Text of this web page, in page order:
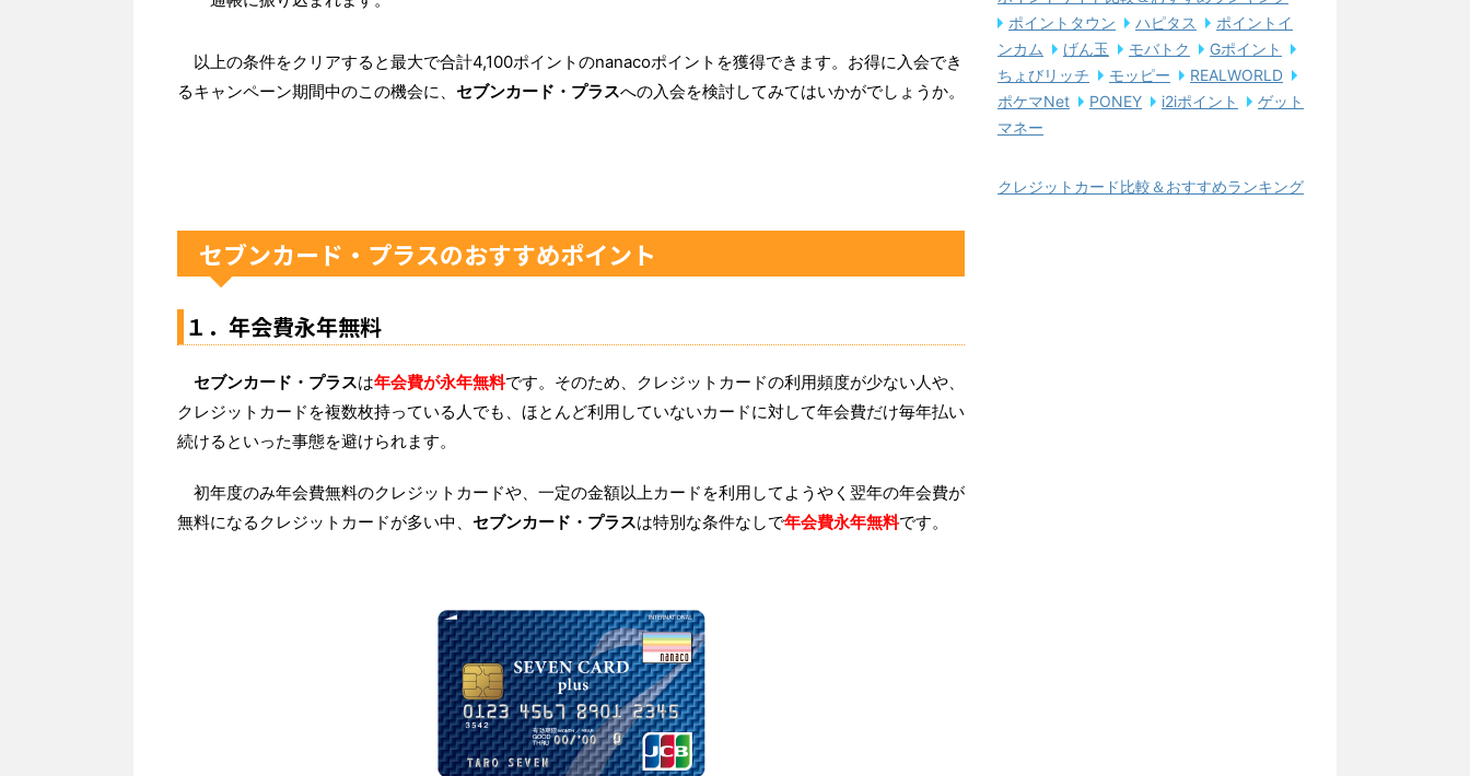
以上の条件をクリアすると最大で合計4,100ポイントのnanacoポイントを獲得できます。お得に入会でき
るキャンペーン期間中のこの機会に、 セブンカード・プラスへの入会を検討してみてはいかがでしょうか。
セブンカード・プラスのおすすめポイント
１．年会費永年無料
セブンカード・プラスは年会費が永年無料です。そのため、クレジットカードの利用頻度が少ない人や、
クレジットカードを複数枚持っている人でも、ほとんど利用していないカードに対して年会費だけ毎年払い
続けるといった事態を避けられます。
初年度のみ年会費無料のクレジットカードや、一定の金額以上カードを利用してようやく翌年の年会費が
無料になるクレジットカードが多い中、 セブンカード・プラスは特別な条件なしで年会費永年無料です。
ポイントタウン
ハピタス
ポイントイ
ンカム
げん玉 モバトク
Gポイント
ちょびリッチ
モッピー
REALWORLD
ポケマNet
PONEY i2iポイント
ゲット
マネー
クレジットカード比較＆おすすめランキング